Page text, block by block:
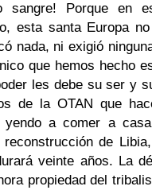
sangre! Porque en
esta santa Europa
nada, ni exigió
que hemos hecho
les debe su ser y
de la OTAN que
yendo a comer a
reconstrucción de
veinte años. La
propiedad del